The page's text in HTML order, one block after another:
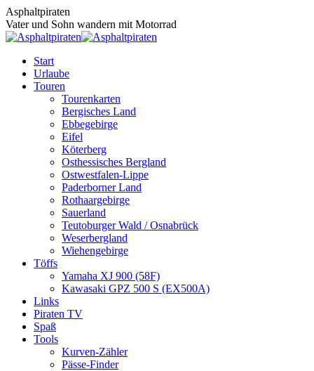
Zum
Inhalt
springen
Asphaltpiraten
Vater und Sohn wandern mit Motorrad
Start
Urlaube
Touren
Tourenkarten
Bergisches Land
Ebbegebirge
Eifel
Köterberg
Osthessisches Bergland
Ostwestfalen-Lippe
Paderborner Land
Rothaargebirge
Sauerland
Teutoburger Wald / Osnabrück
Weserbergland
Wiehengebirge
Töffs
Yamaha XJ 900 (58F)
Kawasaki GPZ 500 S (EX500A)
Links
Piraten TV
Spaß
Tools
Kurven-Zähler
Pässe-Finder